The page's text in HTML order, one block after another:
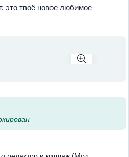
это твоё новое любимое